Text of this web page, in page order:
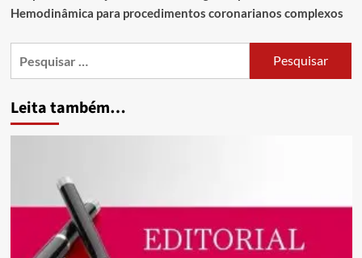
Hemodinâmica para procedimentos coronarianos complexos
Leita também…